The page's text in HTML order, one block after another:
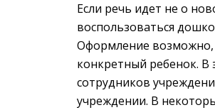
Если речь идет не о
воспользоваться
Оформление возможно,
конкретный ребенок. В
сотрудников
учреждении. В